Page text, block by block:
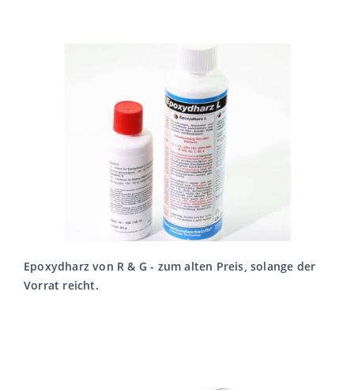
Epoxydharz von R & G - zum alten Preis, solange der
Vorrat reicht.